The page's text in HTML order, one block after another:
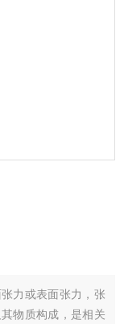
力或表面张力，张
物质构成，是相关